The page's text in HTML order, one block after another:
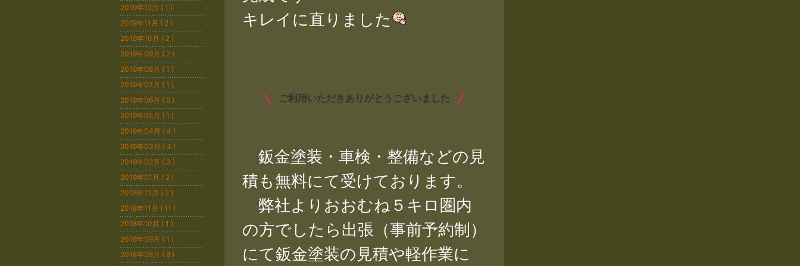
キレイに直りました
ご利用いただきありがとうございました
鈑金塗装・車検・整備などの見
積も無料にて受けております。
弊社よりおおむね５キロ圏内
の方でしたら出張（事前予約制）
にて鈑金塗装の見積や軽作業に
2019年12月 ( 1 )
2019年11月 ( 2 )
2019年10月 ( 2 )
2019年09月 ( 2 )
2019年08月 ( 1 )
2019年07月 ( 1 )
2019年06月 ( 5 )
2019年05月 ( 1 )
2019年04月 ( 4 )
2019年03月 ( 4 )
2019年02月 ( 3 )
2019年01月 ( 2 )
2018年12月 ( 2 )
2018年11月 ( 11 )
2018年10月 ( 1 )
2018年09月 ( 1 )
2018年08月 ( 8 )